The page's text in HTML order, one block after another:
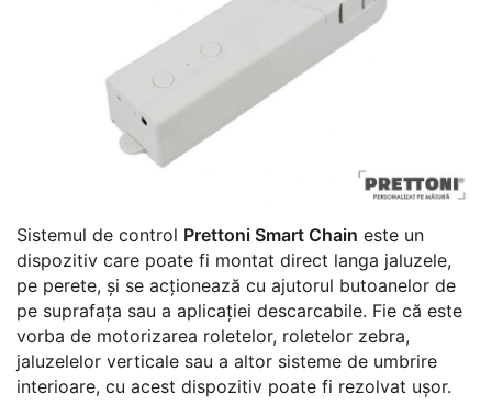
Sistemul de control Prettoni Smart Chain este un
dispozitiv care poate fi montat direct langa jaluzele,
pe perete, și se acționează cu ajutorul butoanelor de
pe suprafața sau a aplicației descarcabile. Fie că este
vorba de motorizarea roletelor, roletelor zebra,
jaluzelelor verticale sau a altor sisteme de umbrire
interioare, cu acest dispozitiv poate fi rezolvat ușor.